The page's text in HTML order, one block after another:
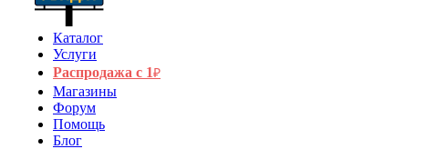
Каталог
Услуги
Распродажа с 1₽
Магазины
Форум
Помощь
Блог